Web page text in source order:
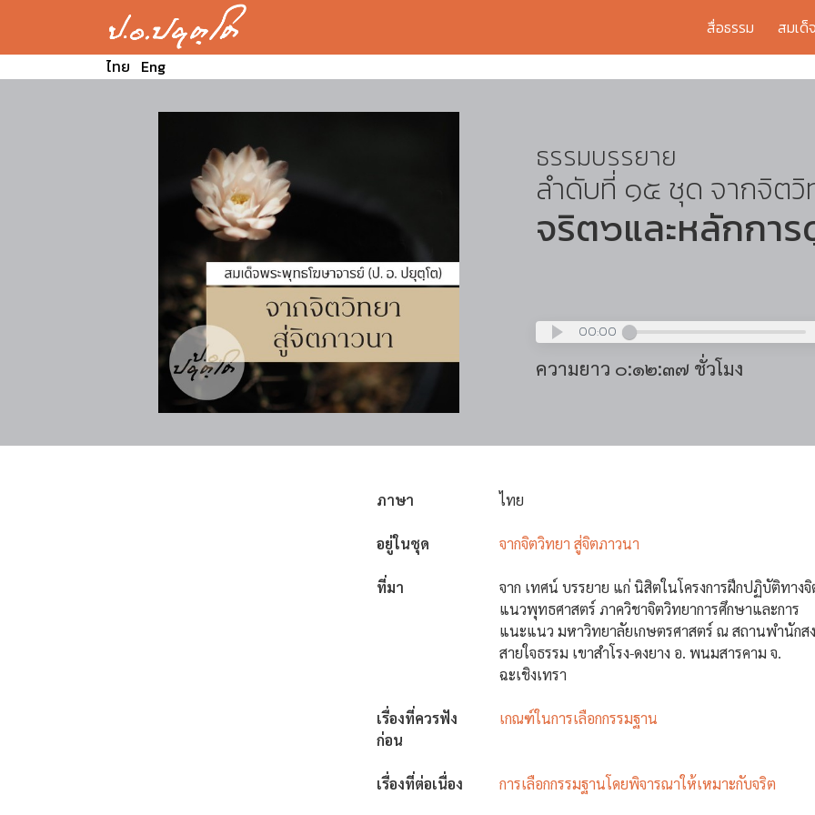
สื่อธรรม สมเด็
ไทย Eng
ธรรมบรรยาย
ลำดับที่ ๑๕ ชุด จากจิตวิ
จริต๖และหลักกา
00:00
ความยาว ๐:๑๒:๓๗ ชั่วโมง
ภาษา ไทย
อยู่ในชุด จากจิตวิทยา สู่จิตภาวนา
ที่มา
จาก เทศน์ บรรยาย แก่ นิสิตในโครงการฝึกปฏิบัติทาง
แนวพุทธศาสตร์ ภาควิชาจิตวิทยาการศึกษาและการ
แนะแนว มหาวิทยาลัยเกษตรศาสตร์ ณ สถานพำนักส
สายใจธรรม เขาสำโรง-ดงยาง อ. พนมสารคาม จ.
ฉะเชิงเทรา
เรื่องที่ควรฟัง
ก่อน
เกณฑ์ในการเลือกกรรมฐาน
เรื่องที่ต่อเนื่อง การเลือกกรรมฐานโดยพิจารณาให้เหมาะกับจริต